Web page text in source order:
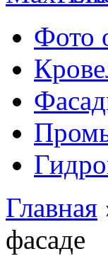
Фото
Главная
фасаде